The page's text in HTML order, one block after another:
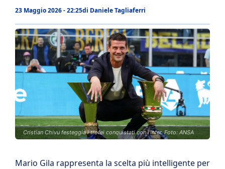
23 Maggio 2026 - 22:25di Daniele Tagliaferri
Cristian Chivu festeggia i trofei conquistati con l'Inter. Foto: ANSA
Mario Gila rappresenta la scelta più intelligente per